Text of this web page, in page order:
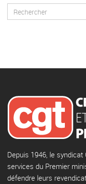
Depuis 1946, le
services du Premier
défendre leurs